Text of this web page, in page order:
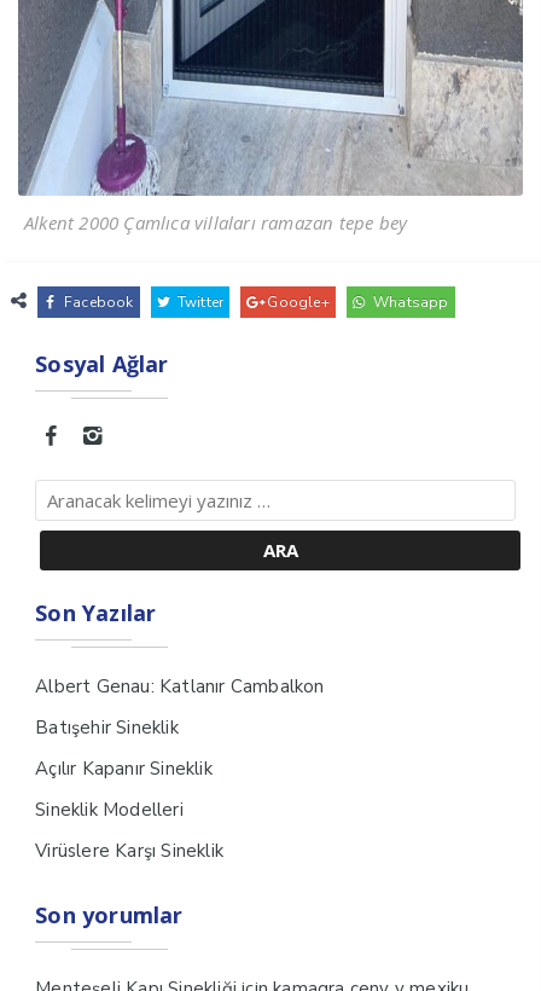
Alkent 2000 Çamlıca villaları ramazan tepe bey
Facebook Twitter Google+ Whatsapp
Sosyal Ağlar
Son Yazılar
Albert Genau: Katlanır Cambalkon
Batışehir Sineklik
Açılır Kapanır Sineklik
Sineklik Modelleri
Virüslere Karşı Sineklik
Son yorumlar